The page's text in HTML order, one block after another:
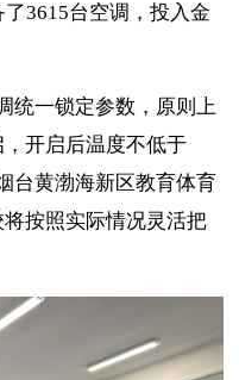
3615台空调，投入金
统一锁定参数，原则上
开启后温度不低于
台黄渤海新区教育体育
按照实际情况灵活把